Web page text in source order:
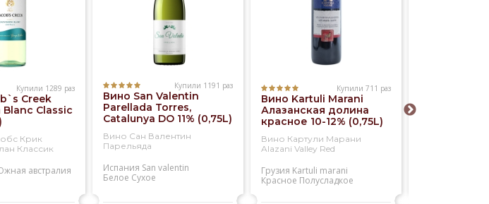
Купили 1289 раз
Creek
Classic
Крик
Классик
австралия
Купили 1191 раз
Вино San Valentin
Parellada Torres,
Catalunya DO 11% (0,75L)
Вино Сан Валентин
Парельяда
Испания San valentin
Белое Сухое
Купили 711 раз
Вино Kartuli Marani
Алазанская долина
красное 10-12% (0,75L)
Вино Картули Марани
Alazani Valley Red
Грузия Kartuli marani
Красное Полусладкое